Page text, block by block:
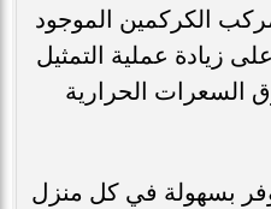
الكركمين الموجود
زيادة عملية التمثيل
السعرات الحرارية
بسهولة في كل منزل